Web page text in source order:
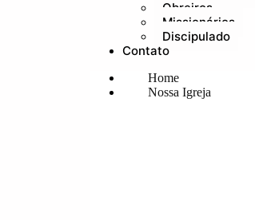
Obreiros
Missionários
Discipulado
Contato
Home
Nossa Igreja